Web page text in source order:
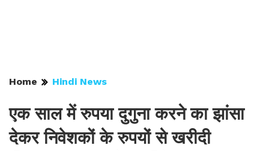
Home Hindi News
एक साल में रुपया दुगुना करने का झांसा
देकर निवेशकों के रुपयों से खरीदी